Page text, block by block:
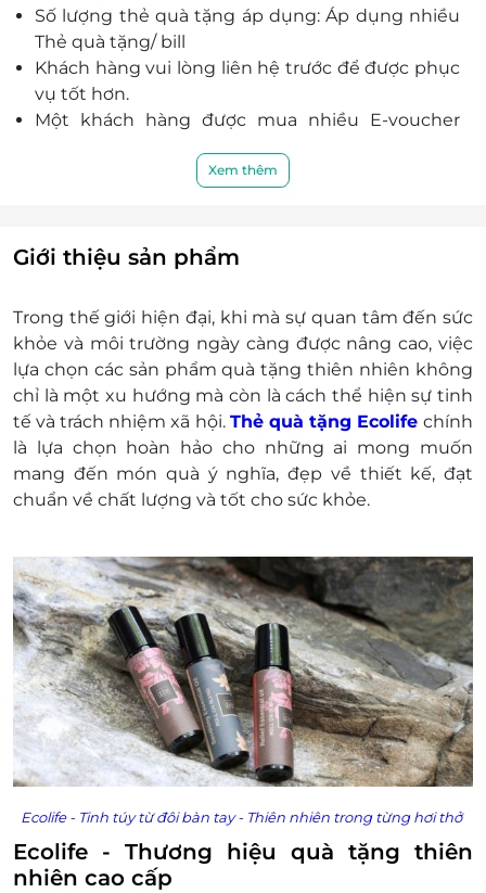
Số lượng thẻ quà tặng áp dụng: Áp dụng nhiều
Thẻ quà tặng/ bill
Khách hàng vui lòng liên hệ trước để được phục
vụ tốt hơn.
Một khách hàng được mua nhiều E-voucher
Không có giá trị quy đổi thành tiền mặt, không
Hotline hỗ trợ: 1900 2065 -
Xem thêm
Giới thiệu sản phẩm
Trong thế giới hiện đại, khi mà sự quan tâm đến sức
khỏe và môi trường ngày càng được nâng cao, việc
lựa chọn các sản phẩm quà tặng thiên nhiên không
chỉ là một xu hướng mà còn là cách thể hiện sự tinh
tế và trách nhiệm xã hội. Thẻ quà tặng Ecolife chính
là lựa chọn hoàn hảo cho những ai mong muốn
mang đến món quà ý nghĩa, đẹp về thiết kế, đạt
chuẩn về chất lượng và tốt cho sức khỏe.
Ecolife - Tinh túy từ đôi bàn tay - Thiên nhiên trong từng hơi thở
Ecolife - Thương hiệu quà tặng thiên
nhiên cao cấp